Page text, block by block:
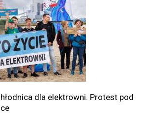
dla elektrowni. Protest pod